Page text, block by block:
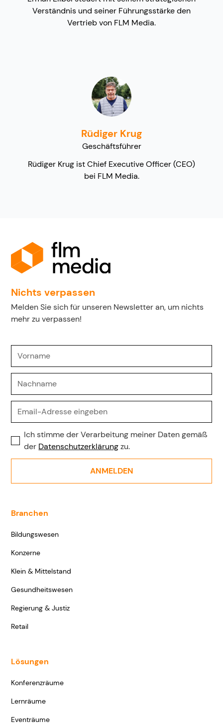
Verständnis und seiner Führungsstärke den
Vertrieb von FLM Media.
Rüdiger Krug
Geschäftsführer
Rüdiger Krug ist Chief Executive Officer (CEO)
bei FLM Media.
Nichts verpassen
Melden Sie sich für unseren Newsletter an, um nichts
mehr zu verpassen!
Ich stimme der Verarbeitung meiner Daten gemäß
der Datenschutzerklärungzu.
Branchen
Bildungswesen
Konzerne
Klein & Mittelstand
Gesundheitswesen
Regierung & Justiz
Retail
Lösungen
Konferenzräume
Lernräume
Eventräume